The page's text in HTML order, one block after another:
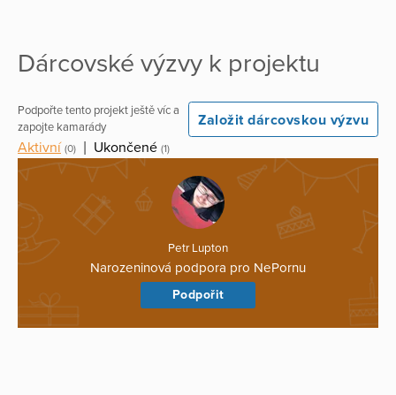
Dárcovské výzvy k projektu
Podpořte tento projekt ještě víc a
zapojte kamarády
Založit dárcovskou výzvu
Aktivní (0) | Ukončené (1)
Petr Lupton
Narozeninová podpora pro NePornu
Podpořit